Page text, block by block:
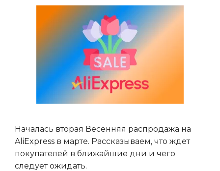
Началась вторая Весенняя распродажа на
AliExpress в марте. Рассказываем, что ждет
покупателей в ближайшие дни и чего
следует ожидать.